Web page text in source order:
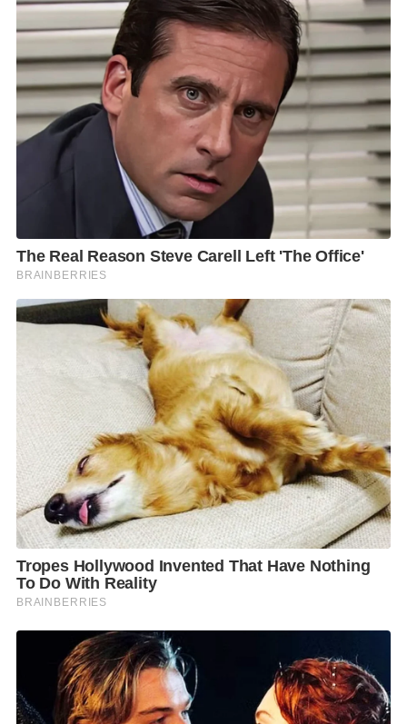
4. ติดตั้งอุปกรณ์ PCO Technology หรือ Photocatalytic
Oxidation ที่เครื่องส่งลมเย็น เพื่อช่วยกำจัดเชื้อโรคใน
ระบบปรับอากาศ
5. การติดตั้งพรมดักฝุ่น เพื่อกรองฝุ่นไม่ให้เข้าอาคารมาก
ที่สุดเท่าที่จะทำได้ และมีระบบประตูเข้า-ออกอาคาร 2
ชั้น (Double Door) สามารถช่วยลดฝุ่นละออง อากาศ หรือ
ไอร้อนจากด้านนอกอาคาร ไม่ให้เข้าไปในตัวอาคารได้
6. การติดตั้งจุดวัดคุณภาพอากาศภายในอาคาร ด้วย
อุปกรณ์ IOT – Smart Weather Sensor ณ บริเวณโถงทาง
เข้าอาคาร และแสดงผลทุก 15 นาที บนหน้าจอ Digital
Signage เพื่อให้ผู้ใช้บริการภายในศูนย์เอนเนอร์ยี่
คอมเพล็กซ์รู้สึกปลอดภัยตลอดเวลาที่อยู่ภายในพื้นที่
7. บริษัทฯ มีมาตรการพิเศษทำความสะอาดแผ่นกรอง
อากาศถี่ขึ้น ในช่วงที่มลพิษ PM 2.5 สูงขึ้น เพื่อให้เครื่อง
กรองอากาศทำงานได้อย่างมีประสิทธิภาพสูงสุด
8. การออกแบบเน้นพื้นที่สีเขียวรอบอาคาร ช่วยฟอก
อากาศ ดูดซับคาร์บอนไดออกไซด์ และลดการสะสมฝุ่น
PM 2.5
ช่วงฝุ่น PM 2.5 ผ่านช่องทางประชาสัมพันธ์ต่าง ๆ ภายใน
อาคาร
10. มาตรการ Work From Home (WFH) สำหรับพนักงาน